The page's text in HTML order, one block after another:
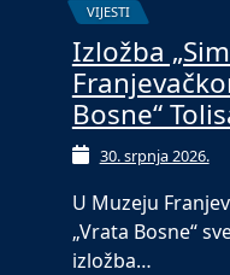
VIJESTI
Izložba
Bosne“
30. srpnja 2026.
U Muzeju
„Vrata Bosne“
izložba…